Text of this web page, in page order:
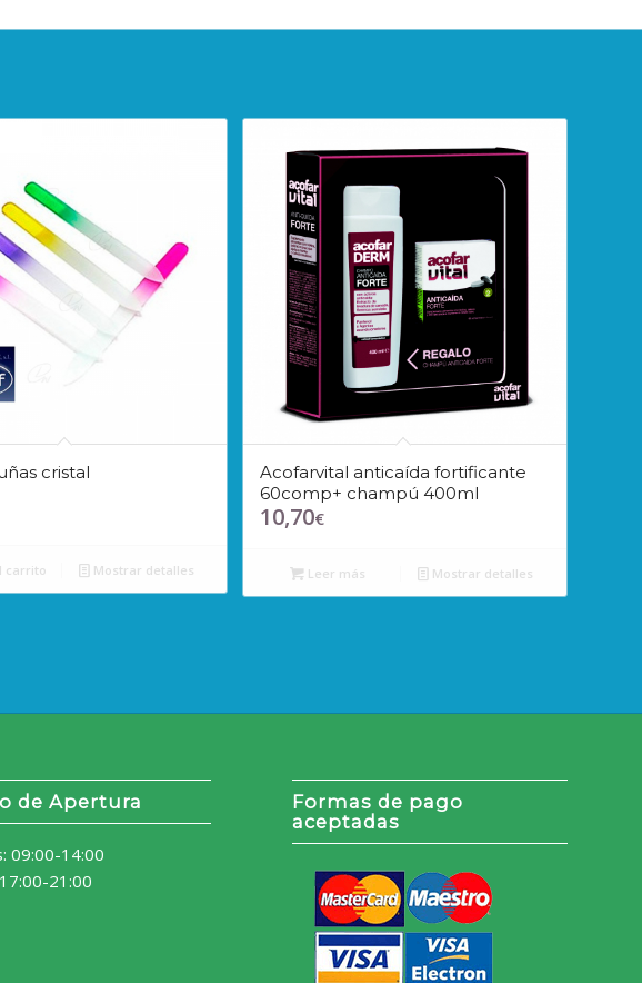
cristal
carrito Mostrar detalles
Acofarvital anticaída fortificante
60comp+ champú 400ml
10,70€
Leer más Mostrar detalles
de Apertura
09:00-14:00
21:00
Formas de pago
aceptadas